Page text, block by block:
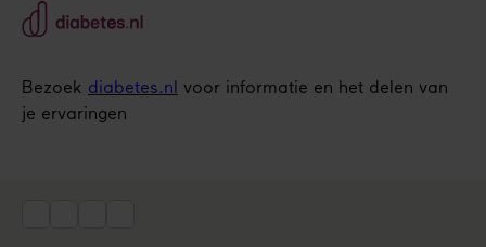
Bezoek diabetes.nl
voor informatie en het delen van
je ervaringen